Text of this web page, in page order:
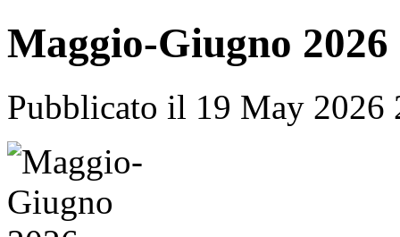
Maggio-Giugno 2026
Pubblicato il 19 May 2026